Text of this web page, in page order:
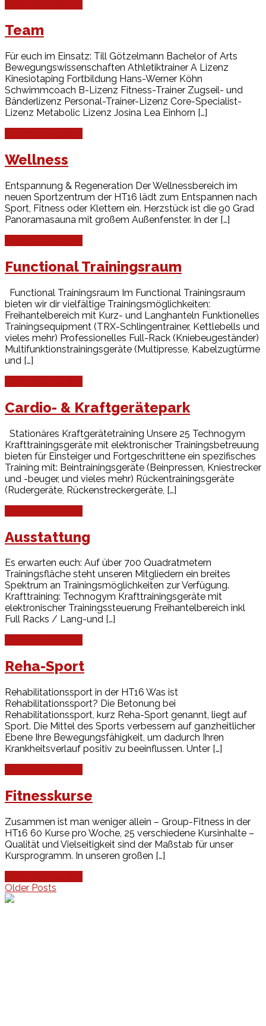
Team
Für euch im Einsatz: Till Götzelmann Bachelor of Arts
Bewegungswissenschaften Athletiktrainer A Lizenz
Kinesiotaping Fortbildung Hans-Werner Köhn
Schwimmcoach B-Lizenz Fitness-Trainer Zugseil- und
Bänderlizenz Personal-Trainer-Lizenz Core-Specialist-
Lizenz Metabolic Lizenz Josina Lea Einhorn […]
Wellness
Entspannung & Regeneration Der Wellnessbereich im
neuen Sportzentrum der HT16 lädt zum Entspannen nach
Sport, Fitness oder Klettern ein. Herzstück ist die 90 Grad
Panoramasauna mit großem Außenfenster. In der […]
Functional Trainingsraum
Functional Trainingsraum Im Functional Trainingsraum
bieten wir dir vielfältige Trainingsmöglichkeiten:
Freihantelbereich mit Kurz- und Langhanteln Funktionelles
Trainingsequipment (TRX-Schlingentrainer, Kettlebells und
vieles mehr) Professionelles Full-Rack (Kniebeugeständer)
Multifunktionstrainingsgeräte (Multipresse, Kabelzugtürme
und […]
Cardio- & Kraftgerätepark
Stationäres Kraftgerätetraining Unsere 25 Technogym
Krafttrainingsgeräte mit elektronischer Trainingsbetreuung
bieten für Einsteiger und Fortgeschrittene ein spezifisches
Training mit: Beintrainingsgeräte (Beinpressen, Kniestrecker
und -beuger, und vieles mehr) Rückentrainingsgeräte
(Rudergeräte, Rückenstreckergeräte, […]
Ausstattung
Es erwarten euch: Auf über 700 Quadratmetern
Trainingsfläche steht unseren Mitgliedern ein breites
Spektrum an Trainingsmöglichkeiten zur Verfügung.
Krafttraining: Technogym Krafttrainingsgeräte mit
elektronischer Trainingssteuerung Freihantelbereich inkl
Full Racks / Lang-und […]
Reha-Sport
Rehabilitationssport in der HT16 Was ist
Rehabilitationssport? Die Betonung bei
Rehabilitationssport, kurz Reha-Sport genannt, liegt auf
Sport. Die Mittel des Sports verbessern auf ganzheitlicher
Ebene Ihre Bewegungsfähigkeit, um dadurch Ihren
Krankheitsverlauf positiv zu beeinflussen. Unter […]
Fitnesskurse
Zusammen ist man weniger allein – Group-Fitness in der
HT16 60 Kurse pro Woche, 25 verschiedene Kursinhalte –
Qualität und Vielseitigkeit sind der Maßstab für unser
Kursprogramm. In unseren großen […]
Beitragsnavigation
Older Posts